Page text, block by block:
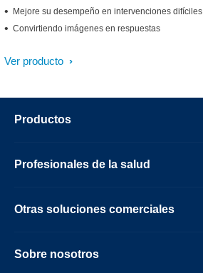
Mejore su desempeño en intervenciones difíciles
Convirtiendo imágenes en respuestas
Ver producto
Productos
Profesionales de la salud
Otras soluciones comerciales
Sobre nosotros